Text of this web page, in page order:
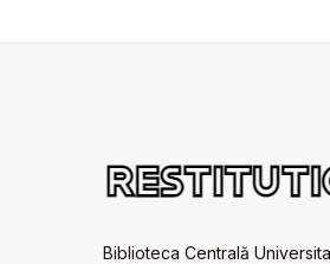
Biblioteca Centrală